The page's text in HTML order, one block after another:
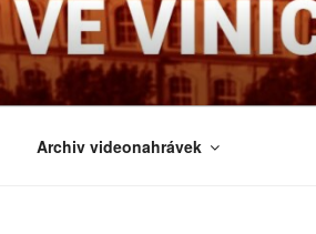
VE
témata
Archiv videonahrávek